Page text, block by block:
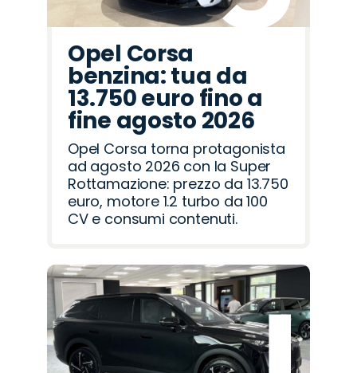
Opel Corsa
benzina: tua da
13.750 euro fino a
fine agosto 2026
Opel Corsa torna protagonista
ad agosto 2026 con la Super
Rottamazione: prezzo da 13.750
euro, motore 1.2 turbo da 100
CV e consumi contenuti.